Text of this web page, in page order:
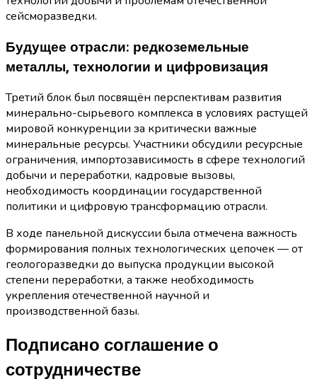
сейсморазведки.
Будущее отрасли: редкоземельные
металлы, технологии и цифровизация
Третий блок был посвящён перспективам развития
минерально-сырьевого комплекса в условиях растущей
мировой конкуренции за критически важные
минеральные ресурсы. Участники обсудили ресурсные
ограничения, импортозависимость в сфере технологий
добычи и переработки, кадровые вызовы,
необходимость координации государственной
политики и цифровую трансформацию отрасли.
В ходе панельной дискуссии была отмечена важность
формирования полных технологических цепочек — от
геологоразведки до выпуска продукции высокой
степени переработки, а также необходимость
укрепления отечественной научной и
производственной базы.
Подписано соглашение о
сотрудничестве